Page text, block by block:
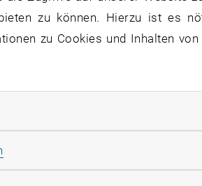
Juli 2026
28
zu können. Hierzu ist es
zu Cookies und Inhalten